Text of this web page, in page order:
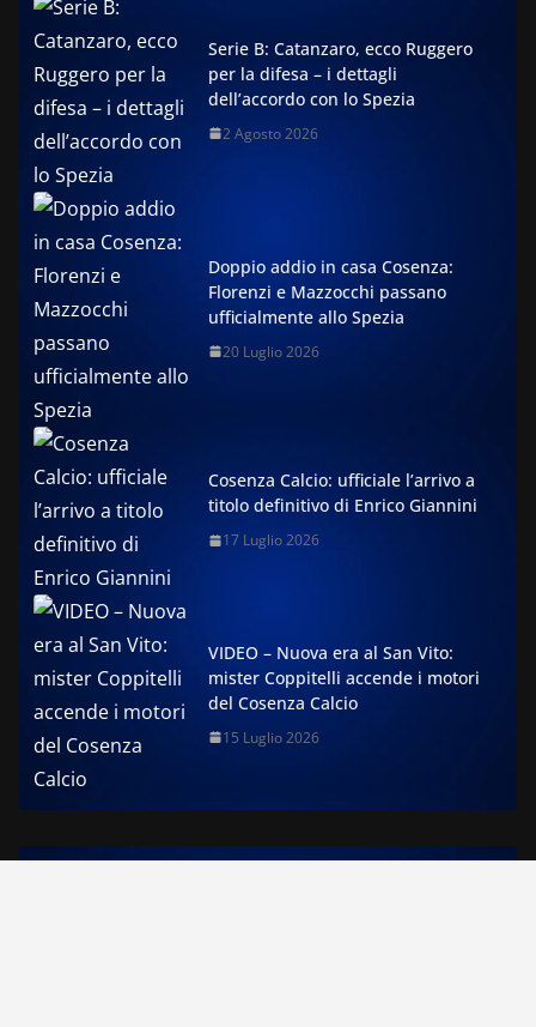
Serie B: Catanzaro, ecco Ruggero
per la difesa – i dettagli
dell’accordo con lo Spezia
2 Agosto 2026
Doppio addio in casa Cosenza:
Florenzi e Mazzocchi passano
ufficialmente allo Spezia
20 Luglio 2026
Cosenza Calcio: ufficiale l’arrivo a
titolo definitivo di Enrico Giannini
17 Luglio 2026
VIDEO – Nuova era al San Vito:
mister Coppitelli accende i motori
del Cosenza Calcio
15 Luglio 2026